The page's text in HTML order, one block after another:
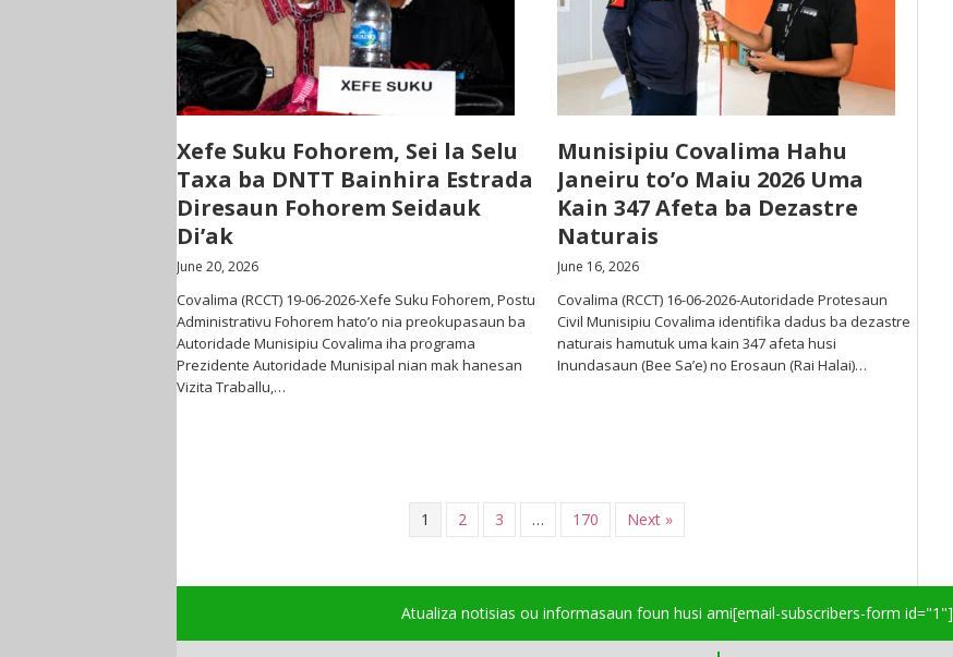
Xefe Suku Fohorem, Sei la Selu
Taxa ba DNTT Bainhira Estrada
Diresaun Fohorem Seidauk
Di’ak
June 20, 2026
Covalima (RCCT) 19-06-2026-Xefe Suku Fohorem, Postu
Administrativu Fohorem hato’o nia preokupasaun ba
Autoridade Munisipiu Covalima iha programa
Prezidente Autoridade Munisipal nian mak hanesan
Vizita Traballu,…
Munisipiu Covalima Hahu
Janeiru to’o Maiu 2026 Uma
Kain 347 Afeta ba Dezastre
Naturais
June 16, 2026
Covalima (RCCT) 16-06-2026-Autoridade Protesaun
Civil Munisipiu Covalima identifika dadus ba dezastre
naturais hamutuk uma kain 347 afeta husi
Inundasaun (Bee Sa’e) no Erosaun (Rai Halai)…
1 2 3 … 170 Next »
Atualiza notisias ou informasaun foun husi ami[email-subscribers-form id="1"]